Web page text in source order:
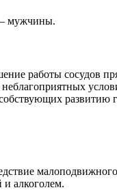
– мужчины.
работы сосудов
неблагоприятных
развитию
алкоголем.